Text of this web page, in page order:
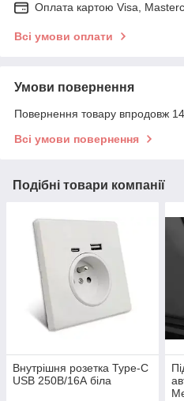
Оплата картою Visa,
Всі умови оплати
Умови повернення
Повернення товару впродовж
Всі умови повернення
Подібні товари компанії
Внутрішня розетка Type-C
USB 250В/16А біла